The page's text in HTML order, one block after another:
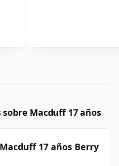
Macduff 17 años
17 años Berry